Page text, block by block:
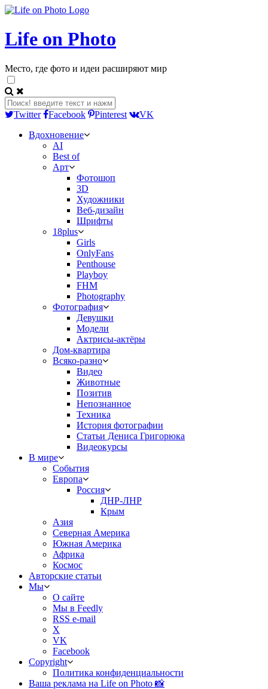
Life on Photo
Место, где фото и идеи расширяют мир
Twitter Facebook Pinterest
VK
Вдохновение
AI
Best of
Арт
Фотошоп
3D
Художники
Веб-дизайн
Шрифты
18plus
Girls
OnlyFans
Penthouse
Playboy
FHM
Photography
Фотография
Девушки
Модели
Актрисы-актёры
Дом-квартира
Всяко-разно
Видео
Животные
Позитив
Непознанное
Техника
История фотографии
Статьи Дениса Григорюка
Видеокурсы
В мире
События
Европа
Россия
ДНР-ЛНР
Крым
Азия
Северная Америка
Южная Америка
Африка
Космос
Авторские статьи
Мы
О сайте
Мы в Feedly
RSS e-mail
X
VK
Facebook
Copyright
Политика конфиденциальности
Ваша реклама на Life on Photo 📸